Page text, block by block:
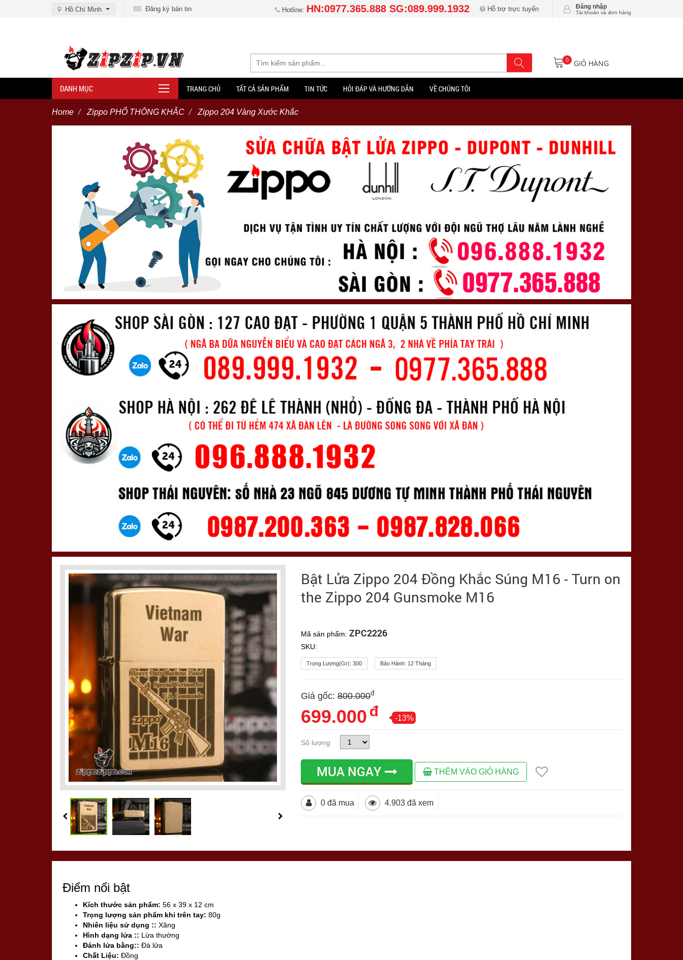
Hồ Chí Minh Đăng ký bản tin Hotline: HN:0977.365.888 SG:089.999.1932 Hỗ trợ trực tuyến Đăng nhập
Tài khoản và đơn hàng
0 GIỎ HÀNG
DANH MỤC TRANG CHỦ TẤT CẢ SẢN PHẨM TIN TỨC HỎI ĐÁP VÀ HƯỚNG DẪN VỀ CHÚNG TÔI
Home Zippo PHỔ THÔNG KHẮC Zippo 204 Vàng Xước Khắc
Bật Lửa Zippo 204 Đồng Khắc Súng M16 - Turn on
the Zippo 204 Gunsmoke M16
Mã sản phẩm:ZPC2226
SKU:
Trọng Lượng(gr):300 Bảo Hành: 12 Tháng
Giá gốc: 800.000đ
699.000 đ -13%
Số lượng
MUA NGAY THÊM VÀO GIỎ HÀNG
0 đã mua 4.903 đã xem
Điểm nổi bật
Kích thước sản phẩm: 56 x 39 x 12 cm
Trọng lượng sản phẩm khi trên tay: 80g
Nhiên liệu sử dụng :: Xăng
Hình dạng lửa :: Lừa thường
Đánh lửa bằng:: Đá lửa
Chất Liệu: Đồng